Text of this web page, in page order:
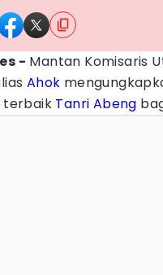
- Mantan Komisaris
Ahok
terbaik Tanri Abeng